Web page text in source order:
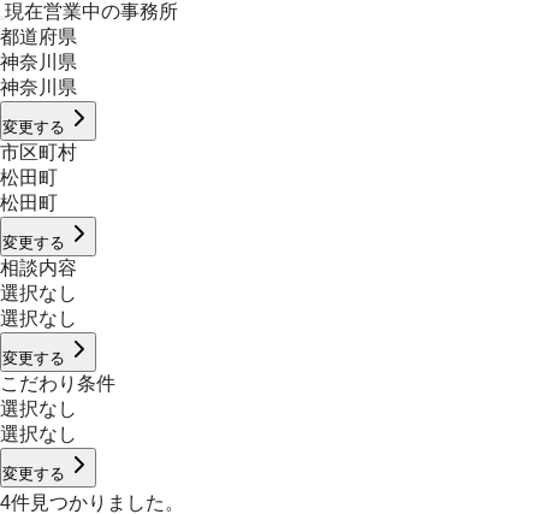
現在営業中の事務所
都道府県
神奈川県
神奈川県
変更する
市区町村
松田町
松田町
変更する
相談内容
選択なし
選択なし
変更する
こだわり条件
選択なし
選択なし
変更する
4件見つかりました。